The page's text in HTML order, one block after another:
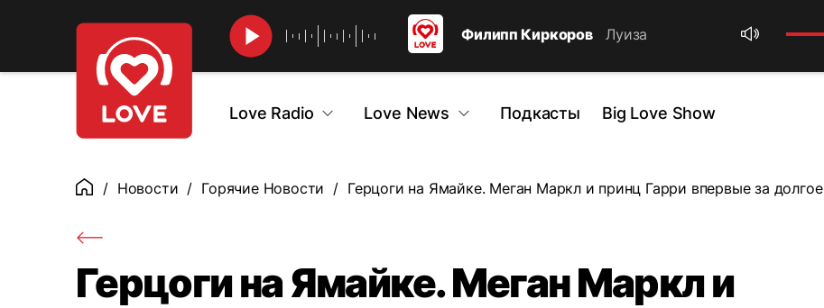
Филипп Киркоров Луиза
Love Radio Love News Подкасты Big Love Show
ГлавнаяНовости Горячие Новости Герцоги на Ямайке. Меган Маркл и принц Гарри впервые за
Герцоги на Ямайке. Меган Маркл и